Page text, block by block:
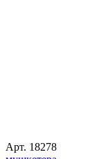
Арт. 18278